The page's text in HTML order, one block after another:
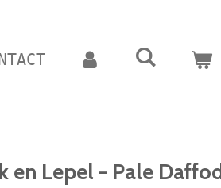
en Lepel - Pale